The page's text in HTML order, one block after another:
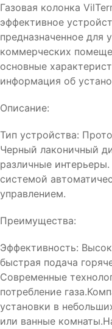
Газовая колонка
эффективное
предназначенное для
коммерческих
основные
информация об
Описание:
Тип устройства:
Черный лаконичный
различные
системой
управлением.
Преимущества:
Эффективность:
быстрая подача
Современные
потребление
установки в
или ванные